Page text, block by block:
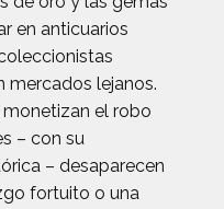
en anticuarios
mercados lejanos.
el robo
– con su
– desaparecen
fortuito o una